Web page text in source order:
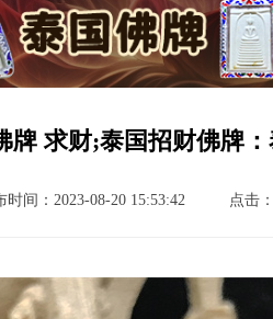
牌 求财;泰国招财佛牌
时间：2023-08-20 15:53:42 点击